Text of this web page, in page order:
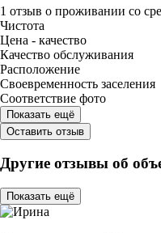
1 отзыв о проживании со
Чистота
Цена - качество
Качество обслуживания
Расположение
Своевременность заселения
Соответствие фото
Показать ещё
Оставить отзыв
Другие отзывы об
Показать ещё